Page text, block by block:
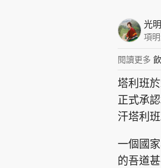
東姑熱話
東周食
樂在灣區
光
項
閱讀更多
塔利班
正式承
汗塔利
一個國
的吾道